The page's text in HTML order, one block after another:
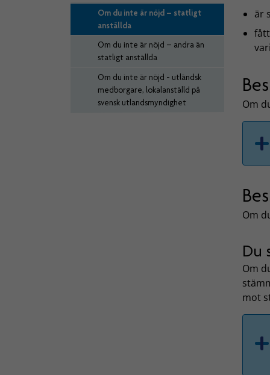
Om du inte är nöjd – statligt
anställda
Om du inte är nöjd – andra än
statligt anställda
Om du inte är nöjd - utländsk
medborgare, lokalanställd på
svensk utlandsmyndighet
är
Om
Om
Du
Om
mot